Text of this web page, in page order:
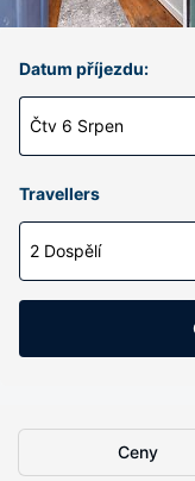
Datum příjezdu:
Čtv 6 Srpen
Travellers
2 Dospělí
Ceny